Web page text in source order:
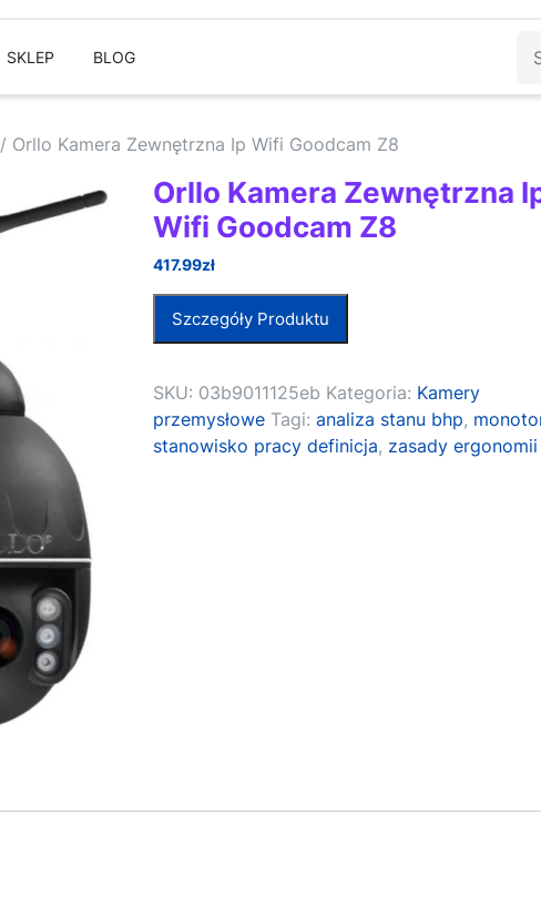
SKLEP BLOG
/ Orllo Kamera Zewnętrzna Ip Wifi Goodcam Z8
Orllo Kamera Zewnętrzna
Wifi Goodcam Z8
417.99zł
Szczegóły Produktu
SKU: 03b9011125eb Kategoria: Kamery
przemysłowe Tagi:analiza stanu bhp,
stanowisko pracy definicja, zasady ergonomii